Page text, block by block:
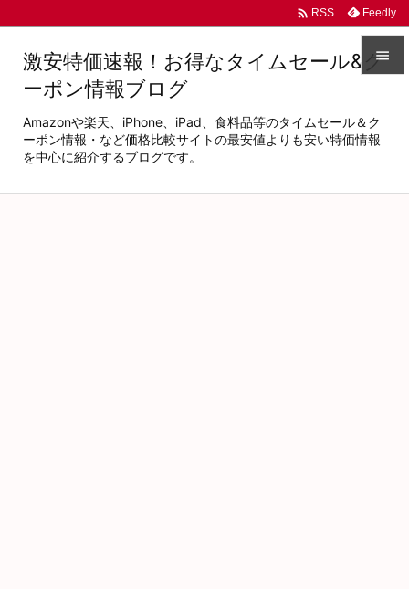



 RSS Feedly
激安特価速報！お得なタイムセール&ク
ーポン情報ブログ
Amazonや楽天、iPhone、iPad、食料品等のタイムセール＆ク
ーポン情報・など価格比較サイトの最安値よりも安い特価情報
を中心に紹介するブログです。